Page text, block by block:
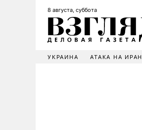
8 августа, суббота
УКРАИНА АТАКА НА ИРАН